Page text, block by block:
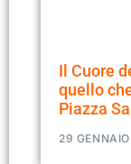
Il Cuore
quello
Piazza
29